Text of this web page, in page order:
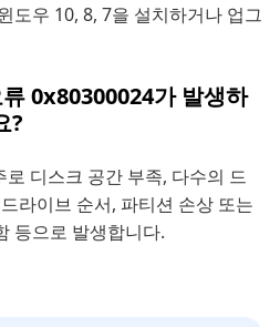
도우 10, 8, 7을 설치하거나 업그
0x80300024가 발생하
?
디스크 공간 부족, 다수의 드
라이브 순서, 파티션 손상 또는
등으로 발생합니다.